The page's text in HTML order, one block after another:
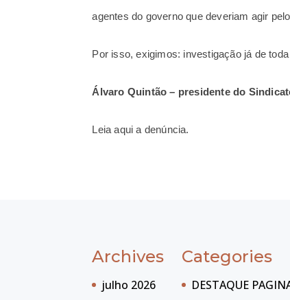
agentes do governo que deveriam agir
Por isso, exigimos: investigação já de
Álvaro Quintão – presidente do
Leia aqui a denúncia.
Archives
julho 2026
Categories
DESTAQUE